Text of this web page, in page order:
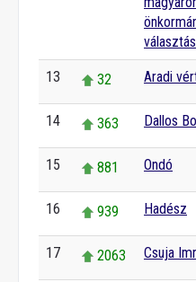
választás
13 32 Aradi
14 363 Dallos
15 881 Ondó
16 939 Hadész
17 2063 Csuja